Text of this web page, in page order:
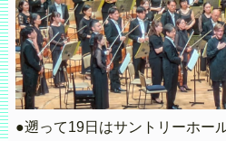
●遡って19日はサントリーホー